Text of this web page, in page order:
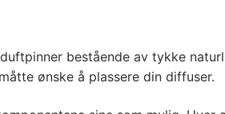
bestående av tykke
ønske å plassere din diffuser.